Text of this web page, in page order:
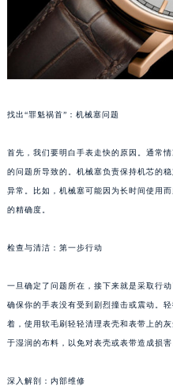
找出“罪魁祸首”：机械塞问题
首先，我们要明白手表走快的原因。通常
的问题所导致的。机械塞负责保持机芯的
异常。比如，机械塞可能因为长时间使用
的精确度。
检查与清洁：第一步行动
一旦确定了问题所在，接下来就是采取行
确保你的手表没有受到剧烈撞击或震动。
着，使用软毛刷轻轻清理表壳和表带上的
于湿润的布料，以免对表壳或表带造成损害
深入解剖：内部维修